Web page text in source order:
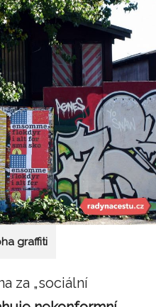
graffiti
za „sociální